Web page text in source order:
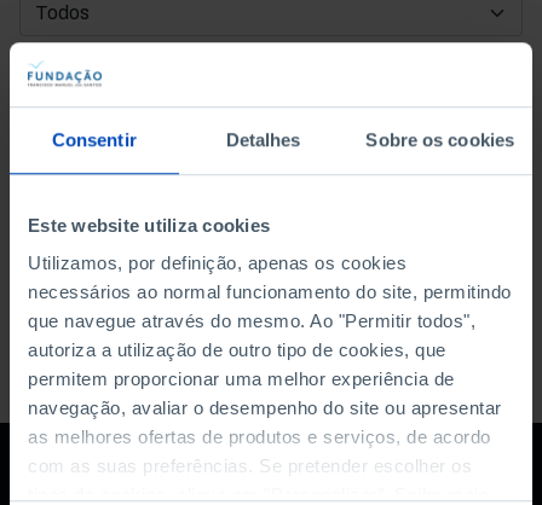
Consentir Detalhes Sobre os cookies
Este website utiliza cookies
Utilizamos, por definição, apenas os cookies
necessários ao normal funcionamento do site, permitindo
que navegue através do mesmo. Ao "Permitir todos",
autoriza a utilização de outro tipo de cookies, que
permitem proporcionar uma melhor experiência de
navegação, avaliar o desempenho do site ou apresentar
as melhores ofertas de produtos e serviços, de acordo
com as suas preferências. Se pretender escolher os
DATA DE INÍCIO
DATA DE FIM